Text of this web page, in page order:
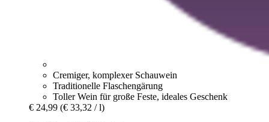
Cremiger, komplexer Schauwein
Traditionelle Flaschengärung
Toller Wein für große Feste, ideales Geschenk
€ 24,99 (€ 33,32 / l)